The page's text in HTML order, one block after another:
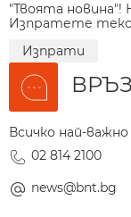
"Твоята
Изпратете
Изпрати
Всичко най-
02 814 2100
news@bnt.bg